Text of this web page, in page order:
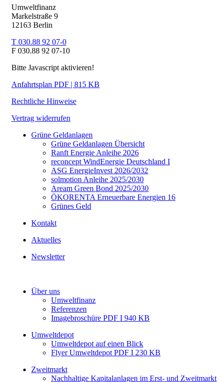
Umweltfinanz
Markelstraße 9
12163 Berlin
T 030.88 92 07-0
F 030.88 92 07-10
Bitte Javascript aktivieren!
Anfahrtsplan PDF | 815 KB
Rechtliche Hinweise
Vertrag widerrufen
Grüne Geldanlagen
Grüne Geldanlagen Übersicht
Ranft Energie Anleihe 2026
reconcept WindEnergie Deutschland I
ASG EnergieInvest 2026/2032
solmotion Anleihe 2025/2030
Aream Green Bond 2025/2030
ÖKORENTA Erneuerbare Energien 16
Grünes Geld
Kontakt
Aktuelles
Newsletter
Über uns
Umweltfinanz
Referenzen
Imagebroschüre PDF I 940 KB
Umweltdepot
Umweltdepot auf einen Blick
Flyer Umweltdepot PDF I 230 KB
Zweitmarkt
Nachhaltige Kapitalanlagen im Erst- und Zweitmarkt